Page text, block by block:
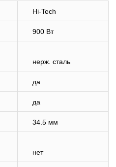
Hi-Tech
900 Вт
нерж. сталь
да
да
34.5 мм
нет